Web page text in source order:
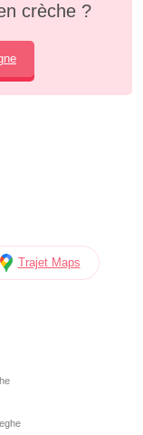
crèche ?
Trajet Maps